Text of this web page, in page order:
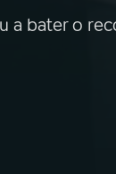
a bater o